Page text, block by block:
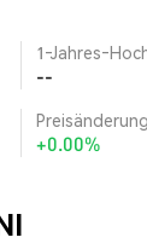
--
+0.00%